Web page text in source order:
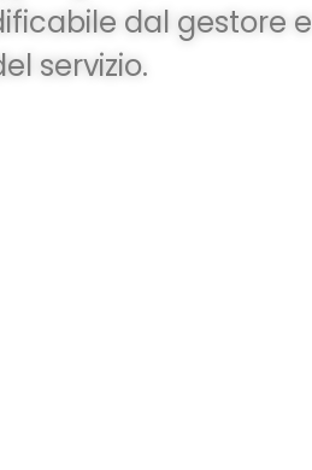
dal gestore e
servizio.